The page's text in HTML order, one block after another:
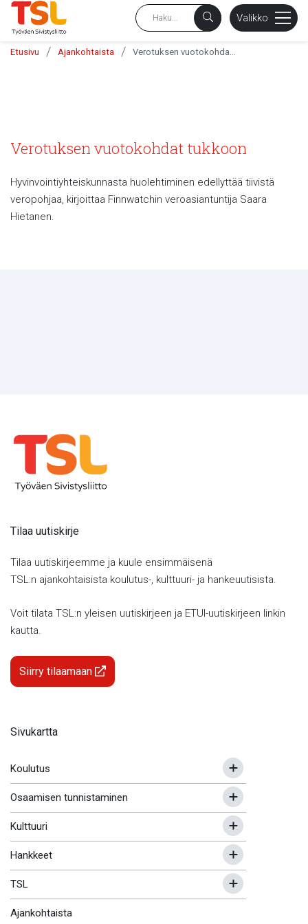
Valikko
Etusivu / Ajankohtaista /
Verotuksen vuotokohdat tukkoon
Hyvinvointiyhteiskunnasta huolehtiminen edellyttää tiivistä
veropohjaa, kirjoittaa Finnwatchin veroasiantuntija Saara
Hietanen.
Tilaa uutiskirje
Tilaa uutiskirjeemme ja kuule ensimmäisenä
TSL:n ajankohtaisista koulutus-, kulttuuri- ja hankeuutisista.
Voit tilata TSL:n yleisen uutiskirjeen ja ETUI-uutiskirjeen linkin
kautta.
Siirry tilaamaan
Sivukartta
Koulutus
Osaamisen tunnistaminen
Kulttuuri
Hankkeet
TSL
Ajankohtaista